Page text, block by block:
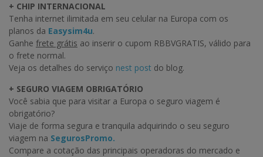
+ CHIP INTERNACIONAL
Tenha internet ilimitada em seu celular na Europa com os
planos da Easysim4u.
Ganhe frete grátis ao inserir o cupom RBBVGRATIS, válido para
o frete normal.
Veja os detalhes do serviço nest post do blog.
+ SEGURO VIAGEM OBRIGATÓRIO
Você sabia que para visitar a Europa o seguro viagem é
obrigatório?
Viaje de forma segura e tranquila adquirindo o seu seguro
viagem na SegurosPromo.
Compare a cotação das principais operadoras do mercado e